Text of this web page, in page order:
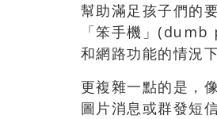
幫助滿足孩子們的
「笨手機」(dumb
和網路功能的情況
更複雜一點的是，
圖片消息或群發短